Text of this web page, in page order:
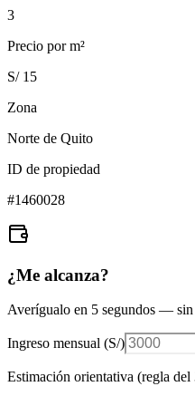
3
Precio por m²
S/ 15
Zona
Norte de Quito
ID de propiedad
#1460028
¿Me alcanza?
Averígualo en 5 segundos — sin
Ingreso mensual (S/)
Estimación orientativa (regla del